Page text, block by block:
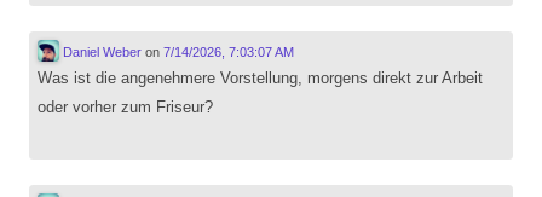
Daniel Weberon 7/14/2026, 7:03:07 AM
Was ist die angenehmere Vorstellung, morgens direkt zur Arbeit
oder vorher zum Friseur?